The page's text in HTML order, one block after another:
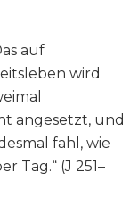
auf
wird
angesetzt, und
fahl, wie
Tag.“ (J 251–